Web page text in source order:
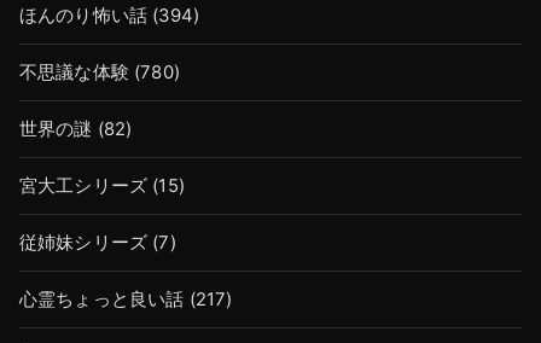
ほんのり怖い話 (394)
不思議な体験 (780)
世界の謎 (82)
宮大工シリーズ (15)
従姉妹シリーズ (7)
心霊ちょっと良い話 (217)